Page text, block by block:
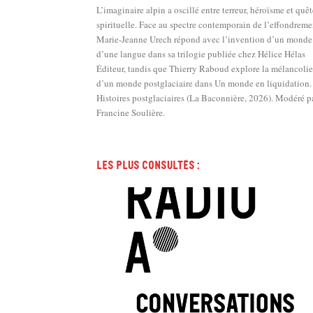
L’imaginaire alpin a oscillé entre terreur, héroïsme et
spirituelle. Face au spectre contemporain de
Marie-Jeanne Urech répond avec l’invention d’un
d’une langue dans sa trilogie publiée chez Hélice Hélas
Éditeur, tandis que Thierry Raboud explore la mélancolie
d’un monde postglaciaire dans Un monde en liquidation.
Histoires postglaciaires (La Baconnière, 2026). Modéré
Francine Soulière.
Les plus consultés :